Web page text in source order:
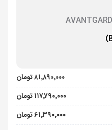
۸۱٬۸۹۰٬۰۰۰ تومان
۱۱۷٬۷۹۰٬۰۰۰ تومان
۶۱٬۳۹۰٬۰۰۰ تومان